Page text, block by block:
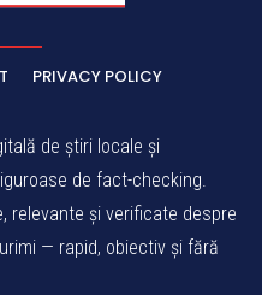
PRIVACY POLICY
de știri locale și
de fact-checking.
relevante și verificate despre
— rapid, obiectiv și fără